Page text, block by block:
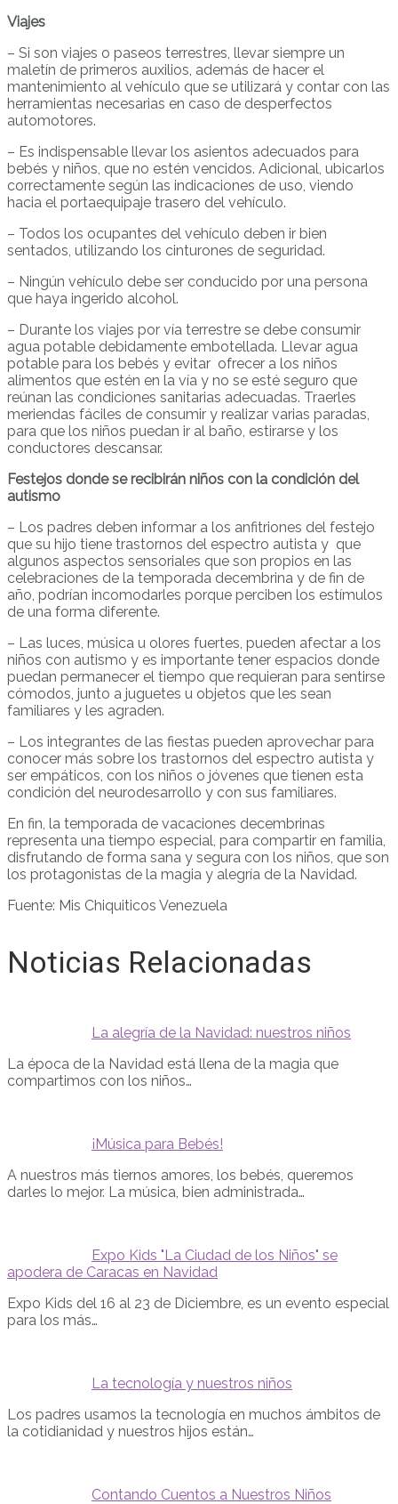
Viajes
– Si son viajes o paseos terrestres, llevar siempre un
maletín de primeros auxilios, además de hacer el
mantenimiento al vehículo que se utilizará y contar con las
herramientas necesarias en caso de desperfectos
automotores.
– Es indispensable llevar los asientos adecuados para
bebés y niños, que no estén vencidos. Adicional, ubicarlos
correctamente según las indicaciones de uso, viendo
hacia el portaequipaje trasero del vehículo.
– Todos los ocupantes del vehículo deben ir bien
sentados, utilizando los cinturones de seguridad.
– Ningún vehículo debe ser conducido por una persona
que haya ingerido alcohol.
– Durante los viajes por vía terrestre se debe consumir
agua potable debidamente embotellada. Llevar agua
potable para los bebés y evitar ofrecer a los niños
alimentos que estén en la vía y no se esté seguro que
reúnan las condiciones sanitarias adecuadas. Traerles
meriendas fáciles de consumir y realizar varias paradas,
para que los niños puedan ir al baño, estirarse y los
conductores descansar.
Festejos donde se recibirán niños con la condición del
autismo
– Los padres deben informar a los anfitriones del festejo
que su hijo tiene trastornos del espectro autista y que
algunos aspectos sensoriales que son propios en las
celebraciones de la temporada decembrina y de fin de
año, podrían incomodarles porque perciben los estímulos
de una forma diferente.
– Las luces, música u olores fuertes, pueden afectar a los
niños con autismo y es importante tener espacios donde
puedan permanecer el tiempo que requieran para sentirse
cómodos, junto a juguetes u objetos que les sean
familiares y les agraden.
– Los integrantes de las fiestas pueden aprovechar para
conocer más sobre los trastornos del espectro autista y
ser empáticos, con los niños o jóvenes que tienen esta
condición del neurodesarrollo y con sus familiares.
En fin, la temporada de vacaciones decembrinas
representa una tiempo especial, para compartir en familia,
disfrutando de forma sana y segura con los niños, que son
los protagonistas de la magia y alegría de la Navidad.
Fuente: Mis Chiquiticos Venezuela
Noticias Relacionadas
La alegría de la Navidad: nuestros niños
La época de la Navidad está llena de la magia que
compartimos con los niños…
¡Música para Bebés!
A nuestros más tiernos amores, los bebés, queremos
darles lo mejor. La música, bien administrada…
Expo Kids "La Ciudad de los Niños" se
apodera de Caracas en Navidad
Expo Kids del 16 al 23 de Diciembre, es un evento especial
para los más…
La tecnología y nuestros niños
Los padres usamos la tecnología en muchos ámbitos de
la cotidianidad y nuestros hijos están…
Contando Cuentos a Nuestros Niños